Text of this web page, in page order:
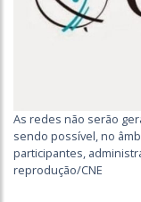
As redes não serão
sendo possível, no
participantes,
reprodução/CNE